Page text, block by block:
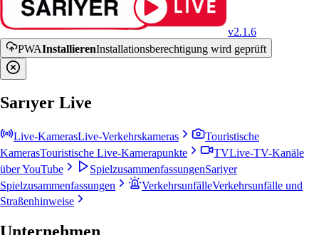
v2.1.6
PWAInstallierenInstallationsberechtigung wird geprüft
Sarıyer Live
Live-KamerasLive-Verkehrskameras
Touristische
KamerasTouristische Live-Kamerapunkte TVLive-TV-Kanäle
über YouTube
SpielzusammenfassungenSariyer
Spielzusammenfassungen
VerkehrsunfälleVerkehrsunfälle und
Straßenhinweise